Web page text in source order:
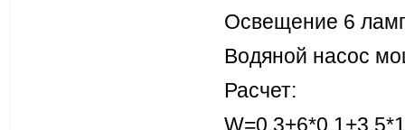
Освещение 6
Водяной насос
Расчет: